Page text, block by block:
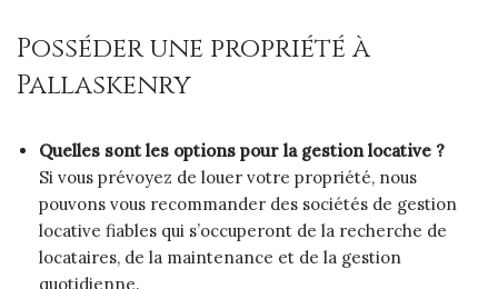
Posséder une propriété à
Pallaskenry
Quelles sont les options pour la gestion locative ?
Si vous prévoyez de louer votre propriété, nous
pouvons vous recommander des sociétés de gestion
locative fiables qui s’occuperont de la recherche de
locataires, de la maintenance et de la gestion
quotidienne.